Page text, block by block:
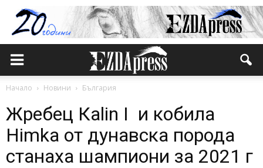
Начало Новини България
Жребец Кalin I и кобила
Himka от дунавска порода
станаха шампиони за 2021 г